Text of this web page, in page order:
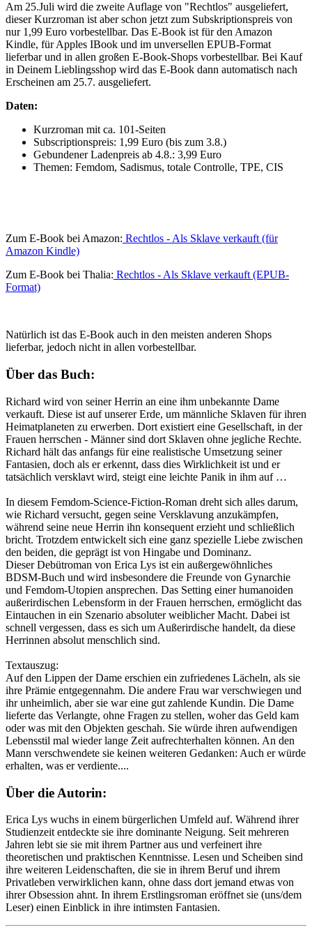
Am 25.Juli wird die zweite Auflage von "Rechtlos" ausgeliefert,
dieser Kurzroman ist aber schon jetzt zum Subskriptionspreis von
nur 1,99 Euro vorbestellbar. Das E-Book ist für den Amazon
Kindle, für Apples IBook und im unversellen EPUB-Format
lieferbar und in allen großen E-Book-Shops vorbestellbar. Bei Kauf
in Deinem Lieblingsshop wird das E-Book dann automatisch nach
Erscheinen am 25.7. ausgeliefert.
Daten:
Kurzroman mit ca. 101-Seiten
Subscriptionspreis: 1,99 Euro (bis zum 3.8.)
Gebundener Ladenpreis ab 4.8.: 3,99 Euro
Themen: Femdom, Sadismus, totale Controlle, TPE, CIS
Zum E-Book bei Amazon: Rechtlos - Als Sklave verkauft (für
Amazon Kindle)
Zum E-Book bei Thalia: Rechtlos - Als Sklave verkauft (EPUB-
Format)
Natürlich ist das E-Book auch in den meisten anderen Shops
lieferbar, jedoch nicht in allen vorbestellbar.
Über das Buch:
Richard wird von seiner Herrin an eine ihm unbekannte Dame
verkauft. Diese ist auf unserer Erde, um männliche Sklaven für ihren
Heimatplaneten zu erwerben. Dort existiert eine Gesellschaft, in der
Frauen herrschen - Männer sind dort Sklaven ohne jegliche Rechte.
Richard hält das anfangs für eine realistische Umsetzung seiner
Fantasien, doch als er erkennt, dass dies Wirklichkeit ist und er
tatsächlich versklavt wird, steigt eine leichte Panik in ihm auf …
In diesem Femdom-Science-Fiction-Roman dreht sich alles darum,
wie Richard versucht, gegen seine Versklavung anzukämpfen,
während seine neue Herrin ihn konsequent erzieht und schließlich
bricht. Trotzdem entwickelt sich eine ganz spezielle Liebe zwischen
den beiden, die geprägt ist von Hingabe und Dominanz.
Dieser Debütroman von Erica Lys ist ein außergewöhnliches
BDSM-Buch und wird insbesondere die Freunde von Gynarchie
und Femdom-Utopien ansprechen. Das Setting einer humanoiden
außerirdischen Lebensform in der Frauen herrschen, ermöglicht das
Eintauchen in ein Szenario absoluter weiblicher Macht. Dabei ist
schnell vergessen, dass es sich um Außerirdische handelt, da diese
Herrinnen absolut menschlich sind.
Textauszug:
Auf den Lippen der Dame erschien ein zufriedenes Lächeln, als sie
ihre Prämie entgegennahm. Die andere Frau war verschwiegen und
ihr unheimlich, aber sie war eine gut zahlende Kundin. Die Dame
lieferte das Verlangte, ohne Fragen zu stellen, woher das Geld kam
oder was mit den Objekten geschah. Sie würde ihren aufwendigen
Lebensstil mal wieder lange Zeit aufrechterhalten können. An den
Mann verschwendete sie keinen weiteren Gedanken: Auch er würde
erhalten, was er verdiente....
Über die Autorin:
Erica Lys wuchs in einem bürgerlichen Umfeld auf. Während ihrer
Studienzeit entdeckte sie ihre dominante Neigung. Seit mehreren
Jahren lebt sie sie mit ihrem Partner aus und verfeinert ihre
theoretischen und praktischen Kenntnisse. Lesen und Scheiben sind
ihre weiteren Leidenschaften, die sie in ihrem Beruf und ihrem
Privatleben verwirklichen kann, ohne dass dort jemand etwas von
ihrer Obsession ahnt. In ihrem Erstlingsroman eröffnet sie (uns/dem
Leser) einen Einblick in ihre intimsten Fantasien.